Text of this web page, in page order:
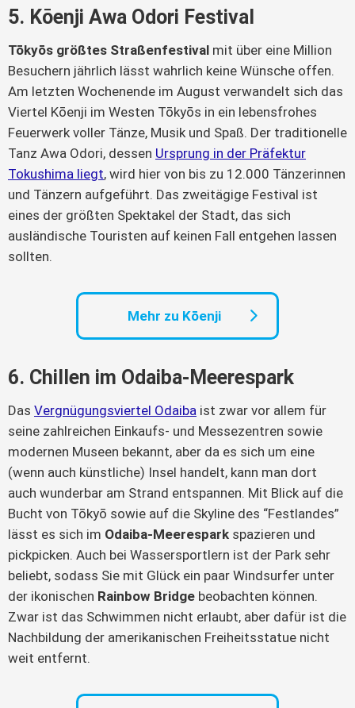
5. Kōenji Awa Odori Festival
Tōkyōs größtes Straßenfestival mit über eine Million
Besuchern jährlich lässt wahrlich keine Wünsche offen.
Am letzten Wochenende im August verwandelt sich das
Viertel Kōenji im Westen Tōkyōs in ein lebensfrohes
Feuerwerk voller Tänze, Musik und Spaß. Der traditionelle
Tanz Awa Odori, dessen Ursprung in der Präfektur
Tokushima liegt, wird hier von bis zu 12.000 Tänzerinnen
und Tänzern aufgeführt. Das zweitägige Festival ist
eines der größten Spektakel der Stadt, das sich
ausländische Touristen auf keinen Fall entgehen lassen
sollten.
Mehr zu Kōenji
6. Chillen im Odaiba-Meerespark
Das Vergnügungsviertel Odaiba ist zwar vor allem für
seine zahlreichen Einkaufs- und Messezentren sowie
modernen Museen bekannt, aber da es sich um eine
(wenn auch künstliche) Insel handelt, kann man dort
auch wunderbar am Strand entspannen. Mit Blick auf die
Bucht von Tōkyō sowie auf die Skyline des “Festlandes”
lässt es sich im Odaiba-Meerespark spazieren und
pickpicken. Auch bei Wassersportlern ist der Park sehr
beliebt, sodass Sie mit Glück ein paar Windsurfer unter
der ikonischen Rainbow Bridge beobachten können.
Zwar ist das Schwimmen nicht erlaubt, aber dafür ist die
Nachbildung der amerikanischen Freiheitsstatue nicht
weit entfernt.